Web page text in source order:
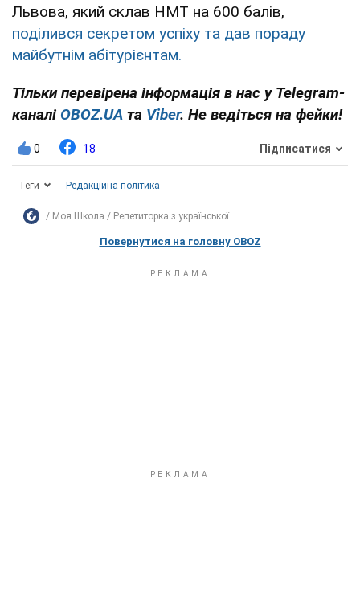
Львова, який склав НМТ на 600 балів,
поділився секретом успіху та дав пораду
майбутнім абітурієнтам.
Тільки перевірена інформація в нас у Telegram-
каналі OBOZ.UA та Viber. Не ведіться на фейки!
0 18 Підписатися
Теги Редакційна політика
Моя Школа Репетиторка з української...
Повернутися на головну OBOZ